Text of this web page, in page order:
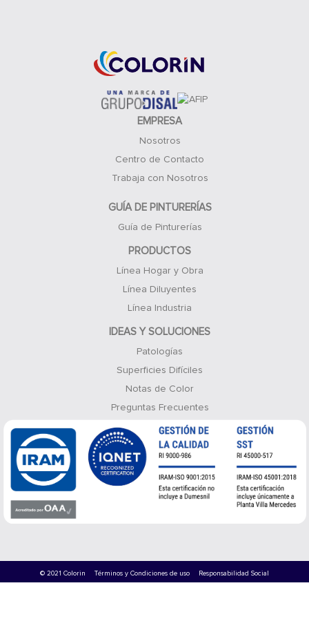
EMPRESA
Nosotros
Centro de Contacto
Trabaja con Nosotros
GUÍA DE PINTURERÍAS
Guía de Pinturerías
PRODUCTOS
Línea Hogar y Obra
Línea Diluyentes
Línea Industria
IDEAS Y SOLUCIONES
Patologías
Superficies Difíciles
Notas de Color
Preguntas Frecuentes
© 2021 Colorin Términos y Condiciones de uso Responsabilidad Social